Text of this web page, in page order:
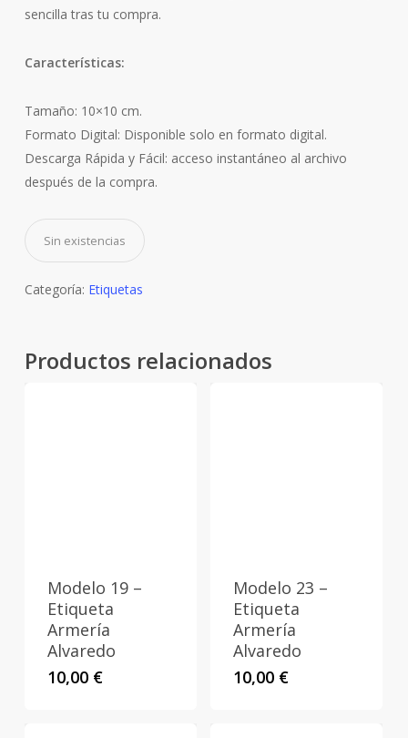
sencilla tras tu compra.
Características:
Tamaño: 10×10 cm.
Formato Digital: Disponible solo en formato digital.
Descarga Rápida y Fácil: acceso instantáneo al archivo
después de la compra.
Sin existencias
Categoría: Etiquetas
Productos relacionados
Modelo 19 –
Etiqueta
Armería
Alvaredo
10,00 €
Modelo 23 –
Etiqueta
Armería
Alvaredo
10,00 €